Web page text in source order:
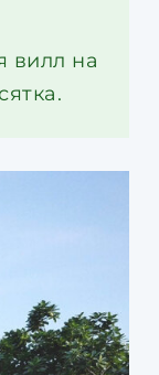
вилл на